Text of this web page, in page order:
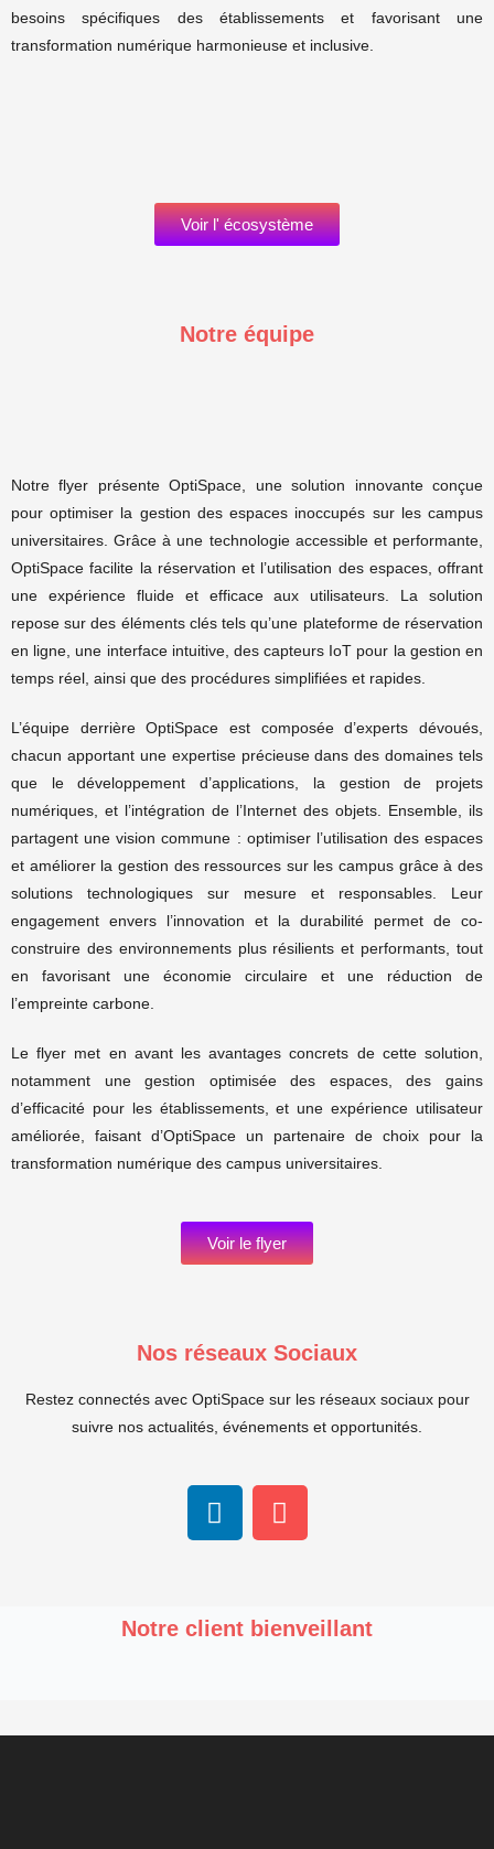
besoins spécifiques des établissements et favorisant une
transformation numérique harmonieuse et inclusive.
Voir l' écosystème
Notre équipe
Notre flyer présente OptiSpace, une solution innovante conçue
pour optimiser la gestion des espaces inoccupés sur les campus
universitaires. Grâce à une technologie accessible et performante,
OptiSpace facilite la réservation et l’utilisation des espaces, offrant
une expérience fluide et efficace aux utilisateurs. La solution
repose sur des éléments clés tels qu’une plateforme de réservation
en ligne, une interface intuitive, des capteurs IoT pour la gestion en
temps réel, ainsi que des procédures simplifiées et rapides.
L’équipe derrière OptiSpace est composée d’experts dévoués,
chacun apportant une expertise précieuse dans des domaines tels
que le développement d’applications, la gestion de projets
numériques, et l’intégration de l’Internet des objets. Ensemble, ils
partagent une vision commune : optimiser l’utilisation des espaces
et améliorer la gestion des ressources sur les campus grâce à des
solutions technologiques sur mesure et responsables. Leur
engagement envers l’innovation et la durabilité permet de co-
construire des environnements plus résilients et performants, tout
en favorisant une économie circulaire et une réduction de
l’empreinte carbone.
Le flyer met en avant les avantages concrets de cette solution,
notamment une gestion optimisée des espaces, des gains
d’efficacité pour les établissements, et une expérience utilisateur
améliorée, faisant d’OptiSpace un partenaire de choix pour la
transformation numérique des campus universitaires.
Voir le flyer
Nos réseaux Sociaux
Restez connectés avec OptiSpace sur les réseaux sociaux pour
suivre nos actualités, événements et opportunités.
Notre client bienveillant